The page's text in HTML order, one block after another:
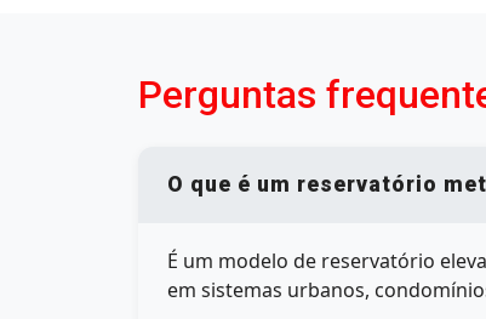
Perguntas
O que é um reservatório
É um modelo de reservatório
em sistemas urbanos,